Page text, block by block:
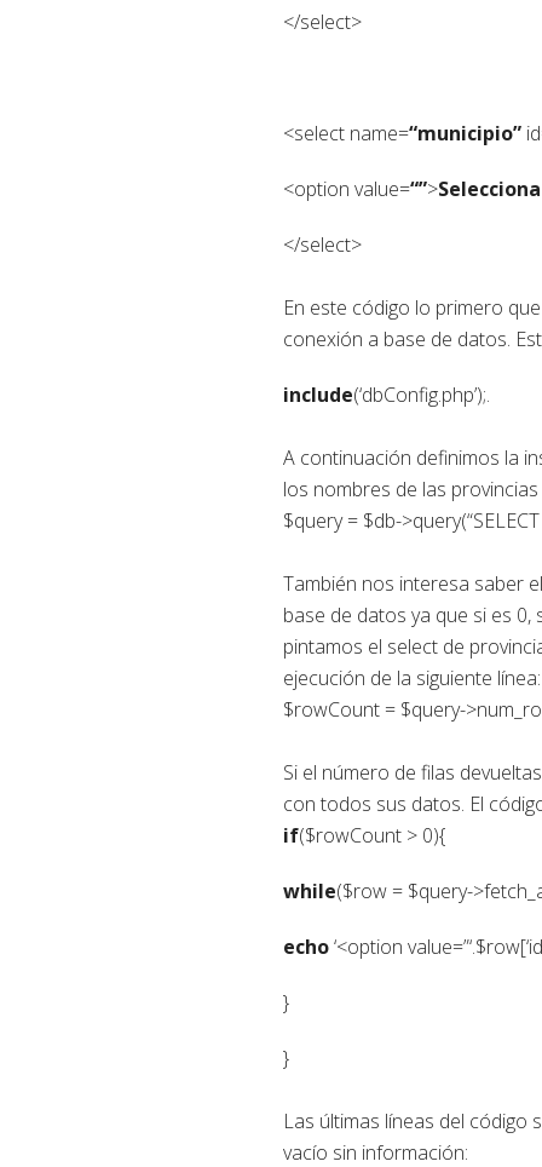
</select>
<select name=“municipio”
<option value=“”>
</select>
En este código lo primero
conexión a base de datos.
include(‘dbConfig.php’);.
A continuación definimos la
los nombres de las
$query = $db-
También nos interesa saber
base de datos ya que si es
pintamos el select de
ejecución de la siguiente línea:
$rowCount = $query-
Si el número de filas
con todos sus datos. El
if($rowCount > 0){
while($row = $query-
echo‘<option
}
}
Las últimas líneas del código
vacío sin información: